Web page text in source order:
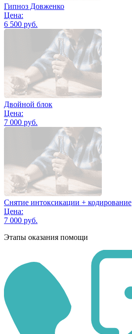
Гипноз Довженко
Цена:
6 500 руб.
Двойной блок
Цена:
7 000 руб.
Снятие интоксикации + кодирование
Цена:
7 000 руб.
Этапы оказания помощи